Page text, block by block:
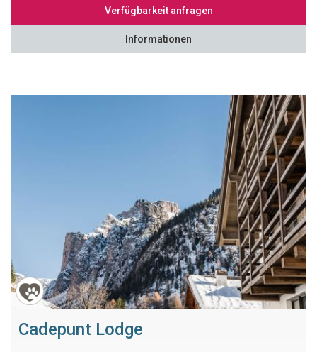
Verfügbarkeit anfragen
Informationen
Cadepunt Lodge